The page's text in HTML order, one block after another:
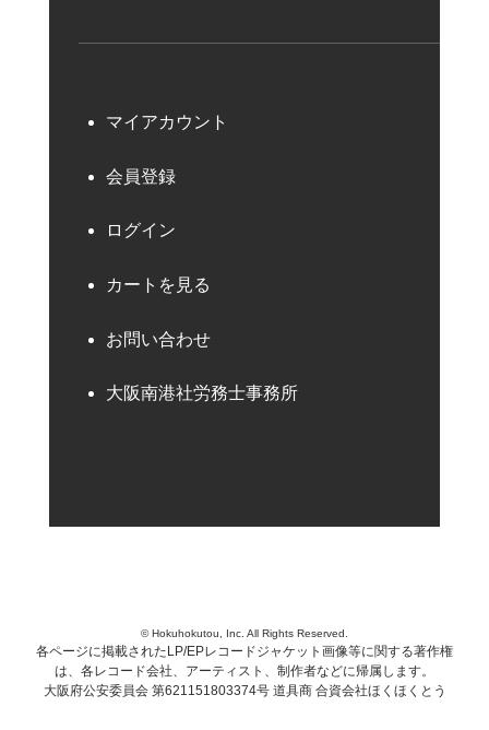
マイアカウント
会員登録
ログイン
カートを見る
お問い合わせ
大阪南港社労務士事務所
© Hokuhokutou, Inc. All Rights Reserved.
各ページに掲載されたLP/EPレコードジャケット画像等に関する著作権
は、各レコード会社、アーティスト、制作者などに帰属します。
大阪府公安委員会 第621151803374号 道具商 合資会社ほくほくとう